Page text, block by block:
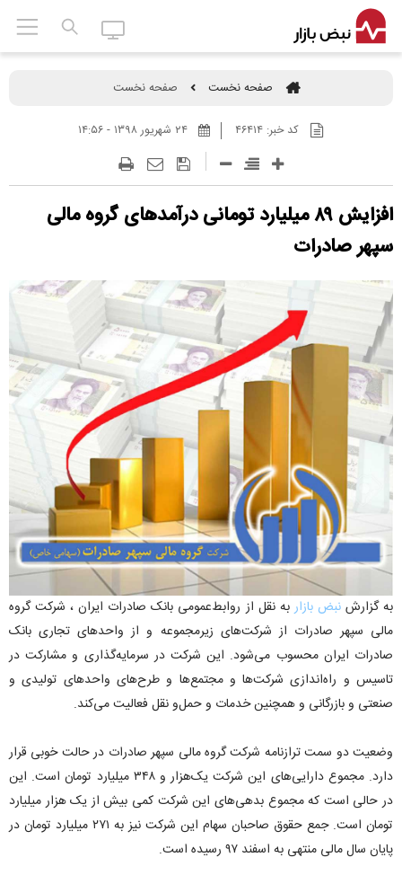
صفحه نخست صفحه نخست
کد خبر: ۴۶۴۱۴
افزایش ۸۹ میلیارد تومانی درآمدهای گروه مالی
سپهر صادرات
به گزارشنبض بازار به نقل از روابط‌عمومی بانک صادرات ایران ، شرکت گروه
مالی سپهر صادرات از شرکت‌های زیرمجموعه و از واحدهای تجاری بانک
صادرات ایران محسوب می‌شود. این شرکت در سرمایه‌گذاری و مشارکت در
تاسیس و راه‌اندازی شرکت‌ها و مجتمع‌ها و طرح‌های واحدهای تولیدی و
صنعتی و بازرگانی و همچنین خدمات و حمل‌و نقل فعالیت می‌کند.
وضعیت دو سمت ترازنامه شرکت گروه مالی سپهر صادرات در حالت خوبی قرار
دارد. مجموع دارایی‌های این شرکت یک‌هزار و ۳۴۸ میلیارد تومان است. این
در حالی است که مجموع بدهی‌های این شرکت کمی بیش از یک هزار میلیارد
تومان است. جمع حقوق صاحبان سهام این شرکت نیز به ۲۷۱ میلیارد تومان در
پایان سال مالی منتهی به اسفند ۹۷ رسیده است.